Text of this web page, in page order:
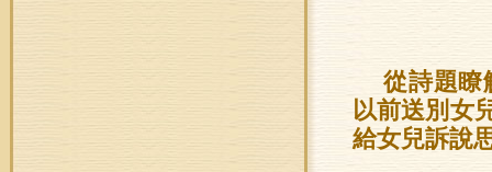
從詩題瞭
以前送別女
給女兒訴說